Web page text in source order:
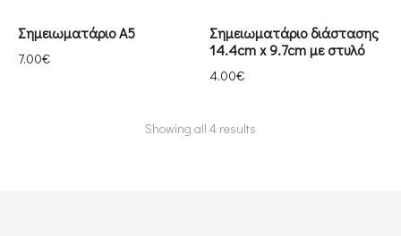
Σημειωματάριο Α5
7.00€
Σημειωματάριο διάστασης
14.4cm x 9.7cm με στυλό
4.00€
Showing all 4 results